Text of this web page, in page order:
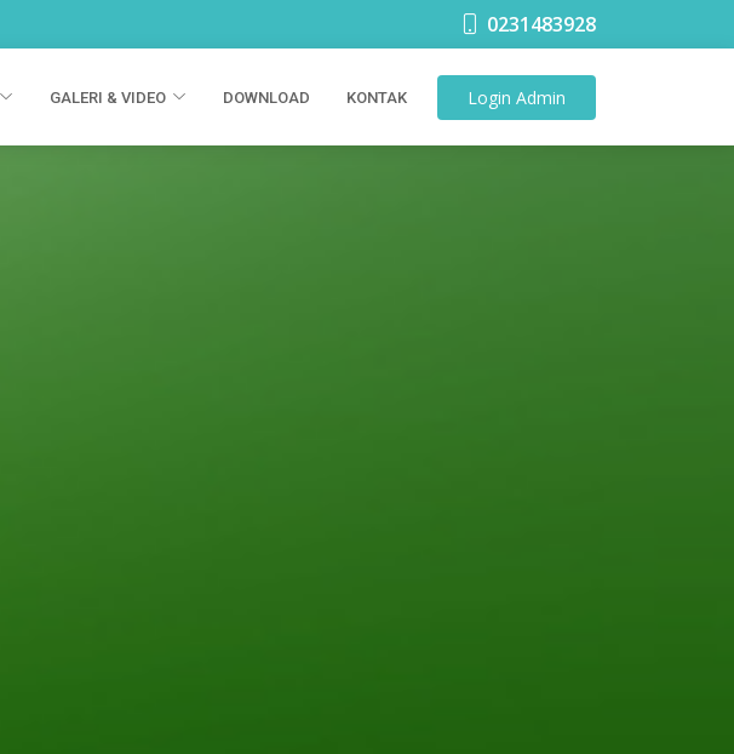
0231483928
GALERI & VIDEO DOWNLOAD KONTAK Login Admin